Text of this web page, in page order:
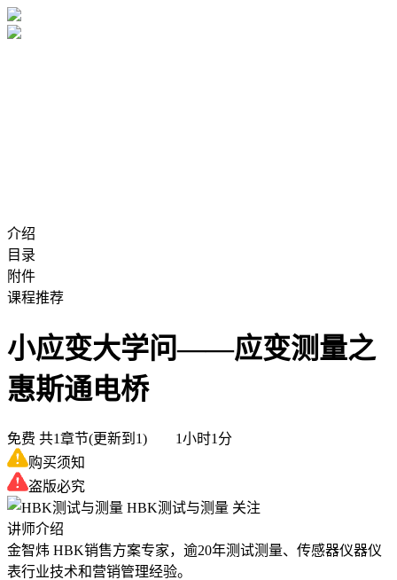
介绍
目录
附件
课程推荐
小应变大学问——应变测量之
惠斯通电桥
免费 共1章节(更新到1) 1小时1分
购买须知
盗版必究
HBK测试与测量 关注
讲师介绍
金智炜 HBK销售方案专家，逾20年测试测量、传感器仪器仪
表行业技术和营销管理经验。